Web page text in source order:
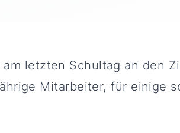
letzten Schultag an den
Mitarbeiter, für einige